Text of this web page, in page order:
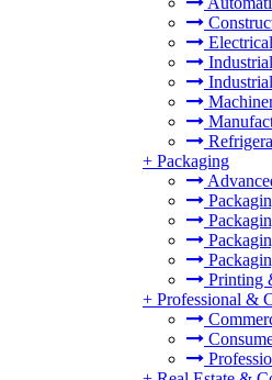
+ Packaging
Printing
+ Professional &